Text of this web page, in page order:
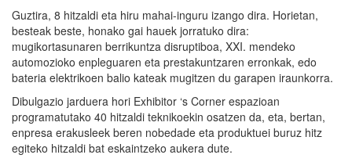
Guztira, 8 hitzaldi eta hiru mahai-inguru izango dira. Horietan,
besteak beste, honako gai hauek jorratuko dira:
mugikortasunaren berrikuntza disruptiboa, XXI. mendeko
automozioko enpleguaren eta prestakuntzaren erronkak, edo
bateria elektrikoen balio kateak mugitzen du garapen iraunkorra.
Dibulgazio jarduera hori Exhibitor ‘s Corner espazioan
programatutako 40 hitzaldi teknikoekin osatzen da, eta, bertan,
enpresa erakusleek beren nobedade eta produktuei buruz hitz
egiteko hitzaldi bat eskaintzeko aukera dute.